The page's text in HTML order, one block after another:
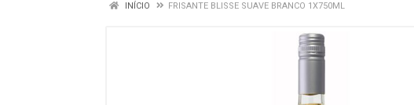
INÍCIO FRISANTE BLISSE SUAVE BRANCO 1X750ML